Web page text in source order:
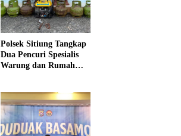
Polsek Sitiung Tangkap
Dua Pencuri Spesialis
Warung dan Rumah